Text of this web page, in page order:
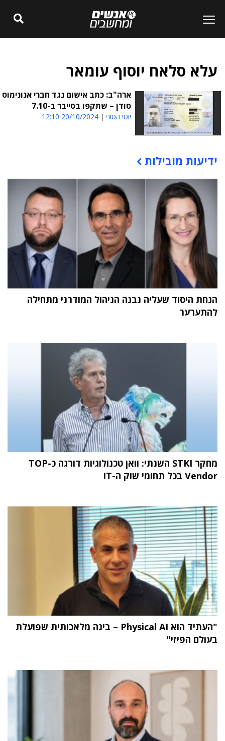
עלא סלאח יוסוף עומאר
ארה"ב: כתב אישום נגד חברי אנונימוס
סודן – שתקפו בסייבר ב-7.10
יוסי הטוני 20/10/2024 12:10
תוכן פרסומי
ידיעות מובילות
הנחת היסוד שעליה נבנה הניהול המודרני מתחילה
להתערער
מחקר STKI השנתי: וואן טכנולוגיות דורגה כ-TOP
Vendor בכל תחומי שוק ה-IT
"העתיד הוא Physical AI – בינה מלאכותית שפועלת
בעולם הפיזי"